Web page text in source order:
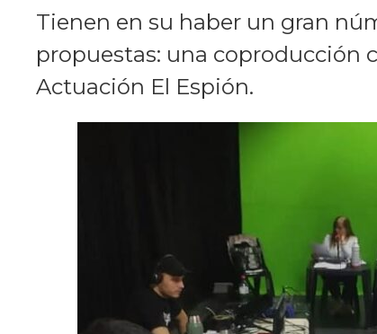
Tienen en su haber un gran
propuestas: una coproducción
Actuación El Espión.